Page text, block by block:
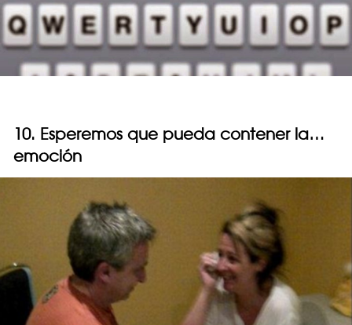
10. Esperemos que pueda contener la…
emoción